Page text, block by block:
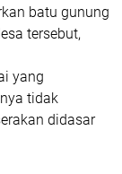
batu gunung
tersebut,
yang
tidak
didasar